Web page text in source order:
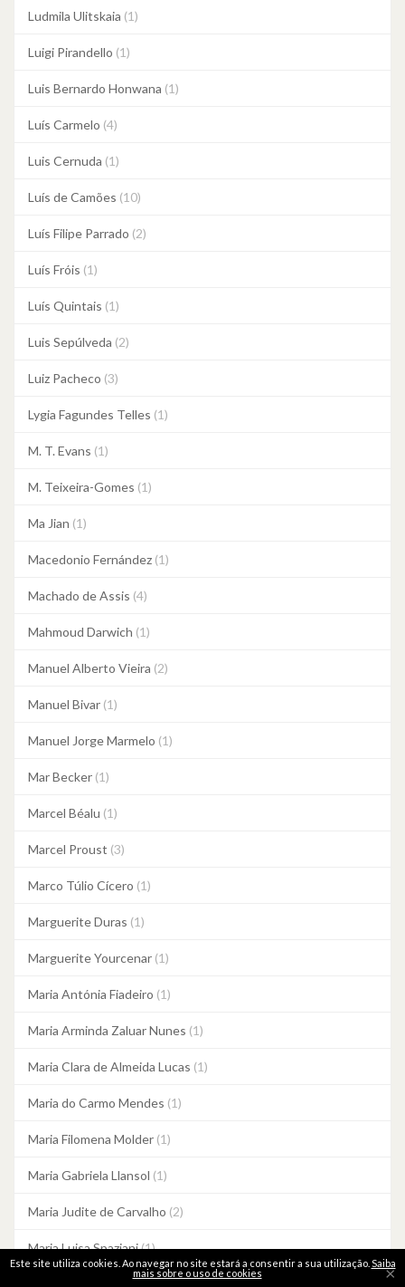
Ludmila Ulitskaia (1)
Luigi Pirandello (1)
Luis Bernardo Honwana (1)
Luís Carmelo (4)
Luis Cernuda (1)
Luís de Camões (10)
Luís Filipe Parrado (2)
Luís Fróis (1)
Luís Quintais (1)
Luis Sepúlveda (2)
Luiz Pacheco (3)
Lygia Fagundes Telles (1)
M. T. Evans (1)
M. Teixeira-Gomes (1)
Ma Jian (1)
Macedonio Fernández (1)
Machado de Assis (4)
Mahmoud Darwich (1)
Manuel Alberto Vieira (2)
Manuel Bivar (1)
Manuel Jorge Marmelo (1)
Mar Becker (1)
Marcel Béalu (1)
Marcel Proust (3)
Marco Túlio Cícero (1)
Marguerite Duras (1)
Marguerite Yourcenar (1)
Maria Antónia Fiadeiro (1)
Maria Arminda Zaluar Nunes (1)
Maria Clara de Almeida Lucas (1)
Maria do Carmo Mendes (1)
Maria Filomena Molder (1)
Maria Gabriela Llansol (1)
Maria Judite de Carvalho (2)
Maria Luisa Spaziani(1)
Este site utiliza cookies. Ao navegar no site estará a consentir a sua utilização. Saiba
mais sobre o uso de cookies
×